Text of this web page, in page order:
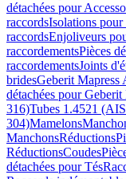
détachées pour
raccordsIsolations pour
raccordsEnjoliveurs
raccordementsPièces
raccordementsJoints
bridesGeberit Mapress
détachées pour
316)Tubes 1.4521
304)Mamelons
ManchonsRéductions
RéductionsCoudes
détachées pour Tés